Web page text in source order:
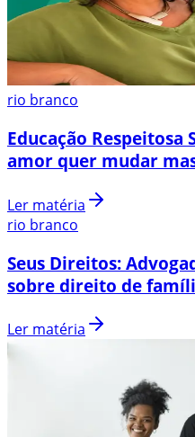
rio branco
Educação Respeitosa
amor quer mudar
Ler matéria
rio branco
Seus Direitos:
sobre direito de
Ler matéria